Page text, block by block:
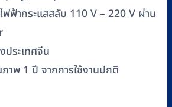
ฟฟ้ากระแสสลับ 110 V – 220 V ผ่าน
ระเทศจีน
าพ 1 ปี จากการใช้งานปกติ